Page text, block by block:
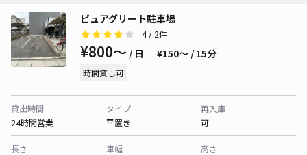
ピュアグリート駐車場
4/ 2件
¥800〜 / 日 ¥150〜 / 15分
時間貸し可
貸出時間
24時間営業
タイプ
平置き
再入庫
可
長さ
車幅
高さ